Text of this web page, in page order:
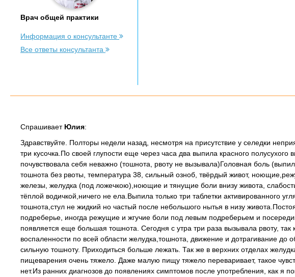
Врач общей практики
Информация о консультанте
Все ответы консультанта
Спрашивает Юлия:
Здравствуйте. Полторы недели назад, несмотря на присутствие у селедки
три кусочка.По своей глупости еще через часа два выпила красного
почувствовала себя неважно (тошнота, рвоту не вызывала)Головная боль
тошнота без рвоты, температура 38, сильный озноб, твёрдый живот,
железы, желудка (под ложечкою),ноющие и тянущие боли внизу живота,
тёплой водичкой,ничего не ела.Выпила только три таблетки активированного
тошнота,стул не жидкий но частый после небольшого нытья в низу
подреберье, иногда режущие и жгучие боли под левым подреберьем и
появляется еще большая тошнота. Сегодня с утра три раза вызывала рвоту, так
воспаленности по всей области желудка,тошнота, движение и дотрагивание
сильную тошноту. Приходиться больше лежать. Так же в верхних отделах
пищеварения очень тяжело. Даже малую пищу тяжело переваривает, такое
нет.Из ранних диагнозов до появлениях симптомов после употребления, как я